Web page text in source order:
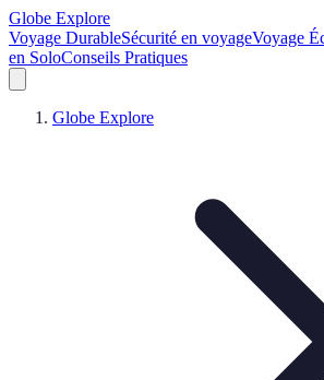
Globe Explore
Voyage DurableSécurité en voyageVoyage
en SoloConseils Pratiques
Globe Explore